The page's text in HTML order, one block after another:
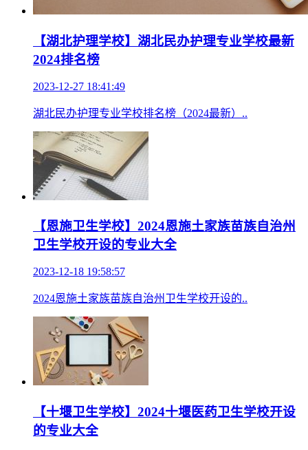
【湖北护理学校】湖北民办护理专业学校最新
2024排名榜
2023-12-27 18:41:49
湖北民办护理专业学校排名榜（2024最新）..
【恩施卫生学校】2024恩施土家族苗族自治州
卫生学校开设的专业大全
2023-12-18 19:58:57
2024恩施土家族苗族自治州卫生学校开设的..
【十堰卫生学校】2024十堰医药卫生学校开设
的专业大全